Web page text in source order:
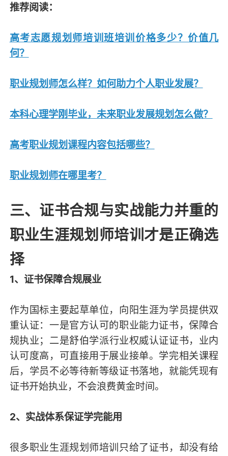
推荐阅读：
高考志愿规划师培训班培训价格多少？价值几
何？
职业规划师怎么样？如何助力个人职业发展？
本科心理学刚毕业，未来职业发展规划怎么做？
高考职业规划课程内容包括哪些？
职业规划师在哪里考？
三、证书合规与实战能力并重的
职业生涯规划师培训才是正确选
择
1、证书保障合规展业
作为国标主要起草单位，向阳生涯为学员提供双
重认证：一是官方认可的职业能力证书，保障合
规执业；二是舒伯学派行业权威认证证书，业内
认可度高，可直接用于展业接单。学完相关课程
后，学员不必等待新等级证书落地，就能凭现有
证书开始执业，不会浪费黄金时间。
2、实战体系保证学完能用
很多职业生涯规划师培训只给了证书，却没有给